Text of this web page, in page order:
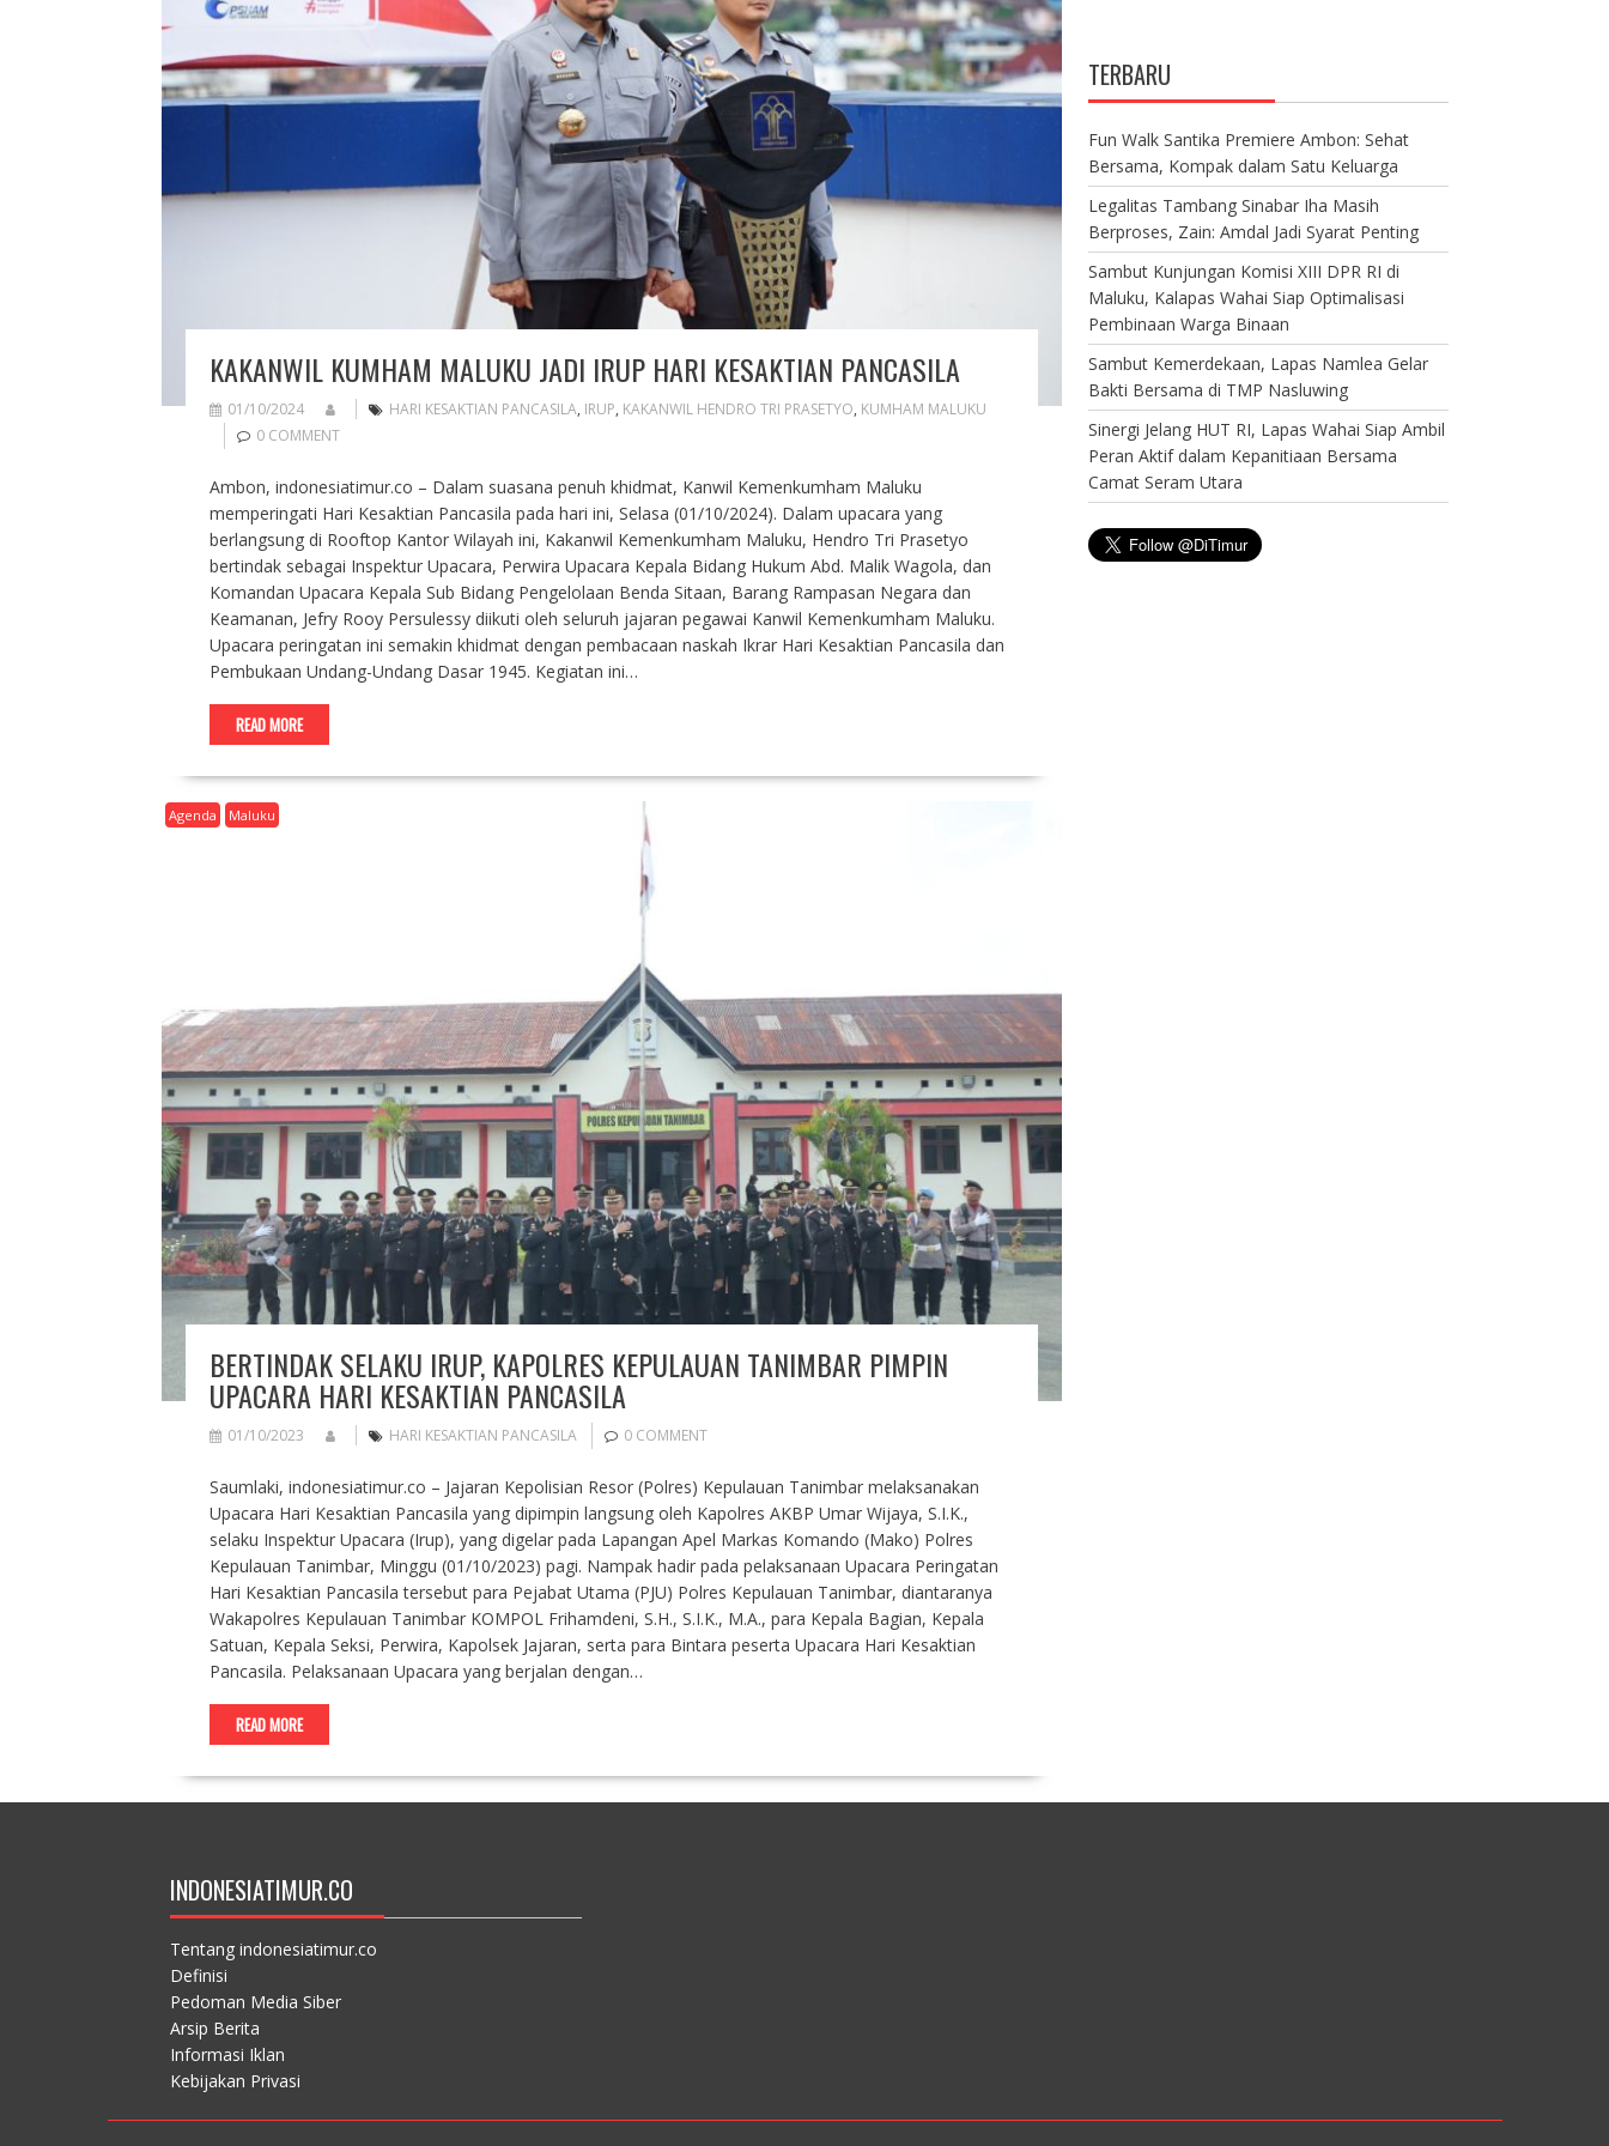
KAKANWIL KUMHAM MALUKU JADI IRUP HARI KESAKTIAN PANCASILA
01/10/2024 HARI KESAKTIAN PANCASILA, IRUP, KAKANWIL HENDRO TRI PRASETYO, KUMHAM MALUKU
0 COMMENT
Ambon, indonesiatimur.co – Dalam suasana penuh khidmat, Kanwil Kemenkumham Maluku
memperingati Hari Kesaktian Pancasila pada hari ini, Selasa (01/10/2024). Dalam upacara yang
berlangsung di Rooftop Kantor Wilayah ini, Kakanwil Kemenkumham Maluku, Hendro Tri Prasetyo
bertindak sebagai Inspektur Upacara, Perwira Upacara Kepala Bidang Hukum Abd. Malik Wagola, dan
Komandan Upacara Kepala Sub Bidang Pengelolaan Benda Sitaan, Barang Rampasan Negara dan
Keamanan, Jefry Rooy Persulessy diikuti oleh seluruh jajaran pegawai Kanwil Kemenkumham Maluku.
Upacara peringatan ini semakin khidmat dengan pembacaan naskah Ikrar Hari Kesaktian Pancasila dan
Pembukaan Undang-Undang Dasar 1945. Kegiatan ini…
READ MORE
Agenda Maluku
BERTINDAK SELAKU IRUP, KAPOLRES KEPULAUAN TANIMBAR PIMPIN
UPACARA HARI KESAKTIAN PANCASILA
01/10/2023 HARI KESAKTIAN PANCASILA 0 COMMENT
Saumlaki, indonesiatimur.co – Jajaran Kepolisian Resor (Polres) Kepulauan Tanimbar melaksanakan
Upacara Hari Kesaktian Pancasila yang dipimpin langsung oleh Kapolres AKBP Umar Wijaya, S.I.K.,
selaku Inspektur Upacara (Irup), yang digelar pada Lapangan Apel Markas Komando (Mako) Polres
Kepulauan Tanimbar, Minggu (01/10/2023) pagi. Nampak hadir pada pelaksanaan Upacara Peringatan
Hari Kesaktian Pancasila tersebut para Pejabat Utama (PJU) Polres Kepulauan Tanimbar, diantaranya
Wakapolres Kepulauan Tanimbar KOMPOL Frihamdeni, S.H., S.I.K., M.A., para Kepala Bagian, Kepala
Satuan, Kepala Seksi, Perwira, Kapolsek Jajaran, serta para Bintara peserta Upacara Hari Kesaktian
Pancasila. Pelaksanaan Upacara yang berjalan dengan…
READ MORE
TERBARU
Fun Walk Santika Premiere Ambon: Sehat
Bersama, Kompak dalam Satu Keluarga
Legalitas Tambang Sinabar Iha Masih
Berproses, Zain: Amdal Jadi Syarat Penting
Sambut Kunjungan Komisi XIII DPR RI di
Maluku, Kalapas Wahai Siap Optimalisasi
Pembinaan Warga Binaan
Sambut Kemerdekaan, Lapas Namlea Gelar
Bakti Bersama di TMP Nasluwing
Sinergi Jelang HUT RI, Lapas Wahai Siap Ambil
Peran Aktif dalam Kepanitiaan Bersama
Camat Seram Utara
INDONESIATIMUR.CO
Tentang indonesiatimur.co
Definisi
Pedoman Media Siber
Arsip Berita
Informasi Iklan
Kebijakan Privasi